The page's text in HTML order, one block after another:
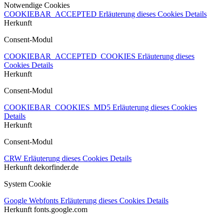
Notwendige Cookies
COOKIEBAR_ACCEPTED Erläuterung dieses Cookies Details
Herkunft
Consent-Modul
COOKIEBAR_ACCEPTED_COOKIES Erläuterung dieses
Cookies Details
Herkunft
Consent-Modul
COOKIEBAR_COOKIES_MD5 Erläuterung dieses Cookies
Details
Herkunft
Consent-Modul
CRW Erläuterung dieses Cookies Details
Herkunft dekorfinder.de
System Cookie
Google Webfonts Erläuterung dieses Cookies Details
Herkunft fonts.google.com